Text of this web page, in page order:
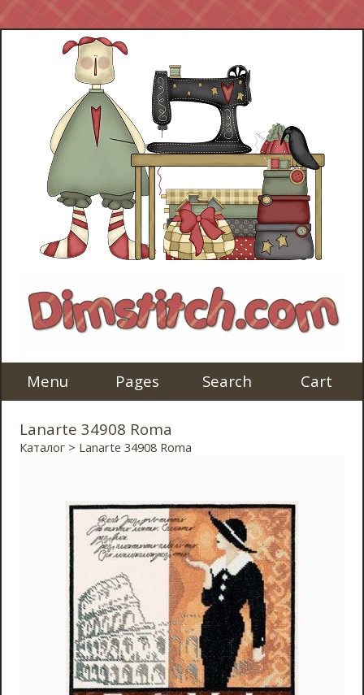
Menu Pages Search Cart
Lanarte 34908 Roma
Каталог > Lanarte 34908 Roma